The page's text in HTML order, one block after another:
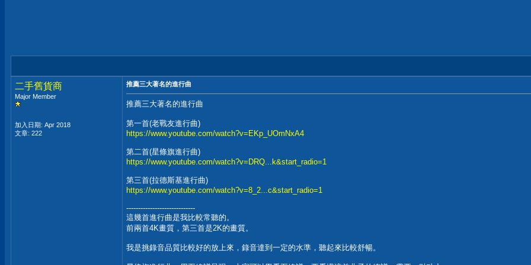
二手舊貨商
Major Member
加入日期: Apr 2018
文章: 222
推薦三大著名的進行曲
推薦三大著名的進行曲
第一首(老戰友進行曲)
https://www.youtube.com/watch?v=EKp_UOmNxA4
第二首(星條旗進行曲)
https://www.youtube.com/watch?v=DRQ...k&start_radio=1
第三首(拉德斯基進行曲)
https://www.youtube.com/watch?v=8_2...c&start_radio=1
-----------------------------
這幾首進行曲是我比較常聽的。
前兩首4K畫質，第三首是2K的畫質。
我是挑錄音品質比較好的放上來，錄音達到一定的水準，聽起來比較舒暢。